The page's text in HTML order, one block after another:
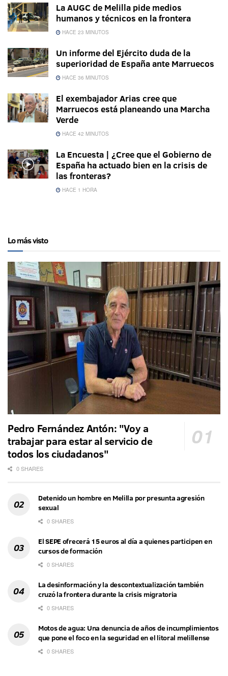
La AUGC de Melilla pide medios
humanos y técnicos en la frontera
HACE 23 MINUTOS
Un informe del Ejército duda de la
superioridad de España ante Marruecos
HACE 36 MINUTOS
El exembajador Arias cree que
Marruecos está planeando una Marcha
Verde
HACE 42 MINUTOS
La Encuesta | ¿Cree que el Gobierno de
España ha actuado bien en la crisis de
las fronteras?
HACE 1 HORA
Lo más visto
Pedro Fernández Antón: "Voy a
trabajar para estar al servicio de
todos los ciudadanos"
0 SHARES
Detenido un hombre en Melilla por presunta agresión
sexual
0 SHARES
El SEPE ofrecerá 15 euros al día a quienes participen en
cursos de formación
0 SHARES
La desinformación y la descontextualización también
cruzó la frontera durante la crisis migratoria
0 SHARES
Motos de agua: Una denuncia de años de incumplimientos
que pone el foco en la seguridad en el litoral melillense
0 SHARES